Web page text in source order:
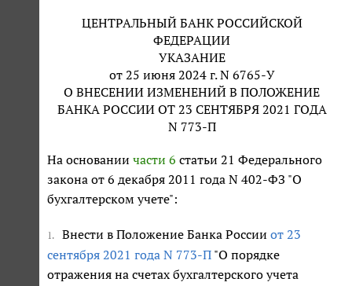
ЦЕНТРАЛЬНЫЙ БАНК РОССИЙСКОЙ
ФЕДЕРАЦИИ
УКАЗАНИЕ
от 25 июня 2024 г. N 6765-У
О ВНЕСЕНИИ ИЗМЕНЕНИЙ В ПОЛОЖЕНИЕ
БАНКА РОССИИ ОТ 23 СЕНТЯБРЯ 2021 ГОДА
N 773-П
На основании части 6 статьи 21 Федерального
закона от 6 декабря 2011 года N 402-ФЗ "О
бухгалтерском учете":
1. Внести в Положение Банка России от 23
сентября 2021 года N 773-П "О порядке
отражения на счетах бухгалтерского учета